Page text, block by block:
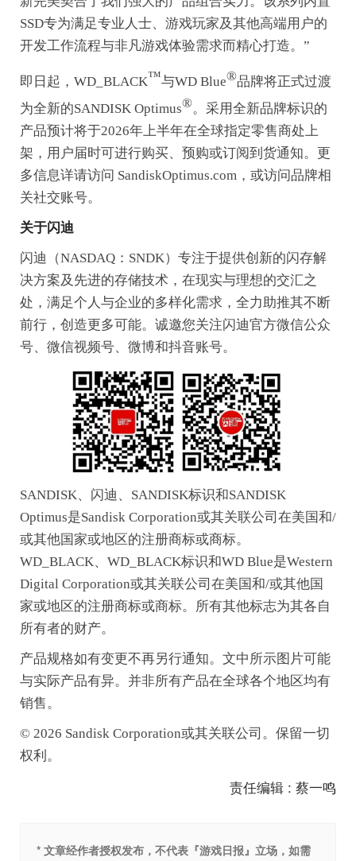
SSD专为满足专业人士、游戏玩家及其他高端用户的
开发工作流程与非凡游戏体验需求而精心打造。”
即日起，WD_BLACK™与WD Blue®品牌将正式过渡
为全新的SANDISK Optimus®。采用全新品牌标识的
产品预计将于2026年上半年在全球指定零售商处上
架，用户届时可进行购买、预购或订阅到货通知。更
多信息详请访问 SandiskOptimus.com，或访问品牌相
关社交账号。
关于闪迪
闪迪（NASDAQ：SNDK）专注于提供创新的闪存解
决方案及先进的存储技术，在现实与理想的交汇之
处，满足个人与企业的多样化需求，全力助推其不断
前行，创造更多可能。诚邀您关注闪迪官方微信公众
号、微信视频号、微博和抖音账号。
SANDISK、闪迪、SANDISK标识和SANDISK
Optimus是Sandisk Corporation或其关联公司在美国和/
或其他国家或地区的注册商标或商标。
WD_BLACK、WD_BLACK标识和WD Blue是Western
Digital Corporation或其关联公司在美国和/或其他国
家或地区的注册商标或商标。所有其他标志为其各自
所有者的财产。
产品规格如有变更不再另行通知。文中所示图片可能
与实际产品有异。并非所有产品在全球各个地区均有
销售。
© 2026 Sandisk Corporation或其关联公司。保留一切
权利。
责任编辑 : 蔡一鸣
* 文章经作者授权发布，不代表『游戏日报』立场，如需